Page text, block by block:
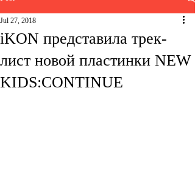
iKON представила трек-
лист новой пластинки NEW
KIDS:CONTINUE
Jul 27, 2018